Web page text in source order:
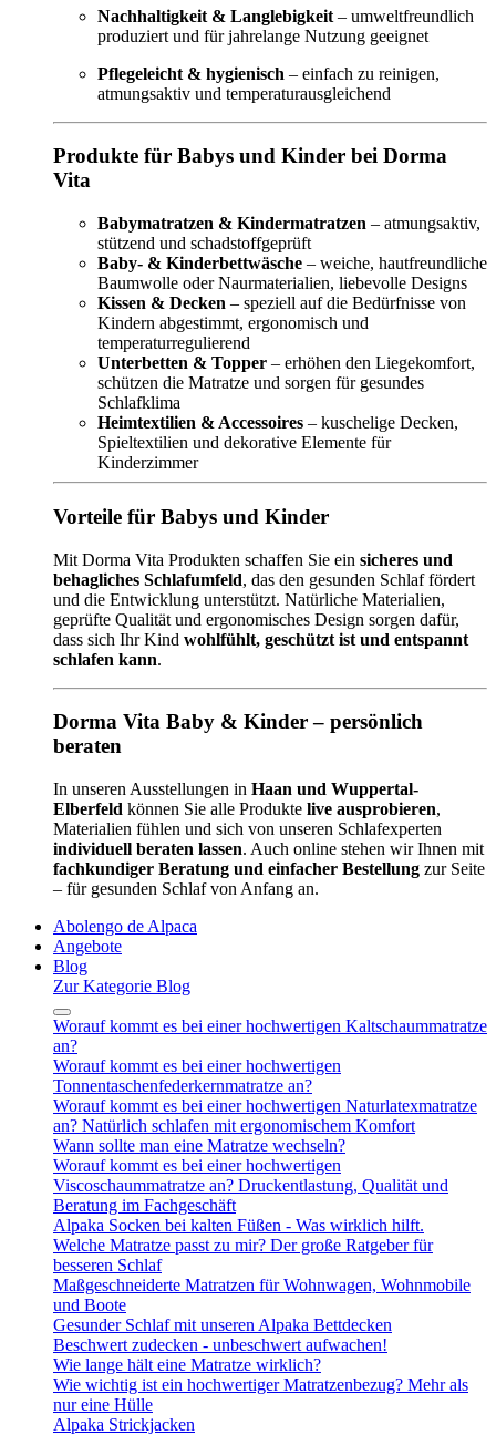
Nachhaltigkeit & Langlebigkeit – umweltfreundlich
produziert und für jahrelange Nutzung geeignet
Pflegeleicht & hygienisch – einfach zu reinigen,
atmungsaktiv und temperaturausgleichend
Produkte für Babys und Kinder bei Dorma
Vita
Babymatratzen & Kindermatratzen – atmungsaktiv,
stützend und schadstoffgeprüft
Baby- & Kinderbettwäsche – weiche, hautfreundliche
Baumwolle oder Naurmaterialien, liebevolle Designs
Kissen & Decken – speziell auf die Bedürfnisse von
Kindern abgestimmt, ergonomisch und
temperaturregulierend
Unterbetten & Topper – erhöhen den Liegekomfort,
schützen die Matratze und sorgen für gesundes
Schlafklima
Heimtextilien & Accessoires – kuschelige Decken,
Spieltextilien und dekorative Elemente für
Kinderzimmer
Vorteile für Babys und Kinder
Mit Dorma Vita Produkten schaffen Sie ein sicheres und
behagliches Schlafumfeld, das den gesunden Schlaf fördert
und die Entwicklung unterstützt. Natürliche Materialien,
geprüfte Qualität und ergonomisches Design sorgen dafür,
dass sich Ihr Kind wohlfühlt, geschützt ist und entspannt
schlafen kann.
Dorma Vita Baby & Kinder – persönlich
beraten
In unseren Ausstellungen in Haan und Wuppertal-
Elberfeld können Sie alle Produkte live ausprobieren,
Materialien fühlen und sich von unseren Schlafexperten
individuell beraten lassen. Auch online stehen wir Ihnen mit
fachkundiger Beratung und einfacher Bestellung zur Seite
– für gesunden Schlaf von Anfang an.
Abolengo de Alpaca
Angebote
Blog
Zur Kategorie Blog
Worauf kommt es bei einer hochwertigen Kaltschaummatratze
an?
Worauf kommt es bei einer hochwertigen
Tonnentaschenfederkernmatratze an?
Worauf kommt es bei einer hochwertigen Naturlatexmatratze
an? Natürlich schlafen mit ergonomischem Komfort
Wann sollte man eine Matratze wechseln?
Worauf kommt es bei einer hochwertigen
Viscoschaummatratze an? Druckentlastung, Qualität und
Beratung im Fachgeschäft
Alpaka Socken bei kalten Füßen - Was wirklich hilft.
Welche Matratze passt zu mir? Der große Ratgeber für
besseren Schlaf
Maßgeschneiderte Matratzen für Wohnwagen, Wohnmobile
und Boote
Gesunder Schlaf mit unseren Alpaka Bettdecken
Beschwert zudecken - unbeschwert aufwachen!
Wie lange hält eine Matratze wirklich?
Wie wichtig ist ein hochwertiger Matratzenbezug? Mehr als
nur eine Hülle
Alpaka Strickjacken